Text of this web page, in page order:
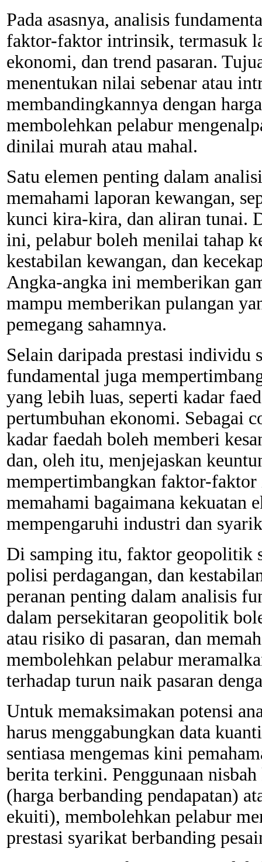
Pada asasnya, analisis
faktor-faktor intrinsik, termasuk
ekonomi, dan trend pasaran.
menentukan nilai sebenar atau
membandingkannya dengan
membolehkan pelabur
dinilai murah atau mahal.
Satu elemen penting dalam
memahami laporan kewangan,
kunci kira-kira, dan aliran tunai.
ini, pelabur boleh menilai tahap
kestabilan kewangan, dan
Angka-angka ini memberikan
mampu memberikan pulangan
pemegang sahamnya.
Selain daripada prestasi individu
fundamental juga
yang lebih luas, seperti kadar
pertumbuhan ekonomi. Sebagai
kadar faedah boleh memberi
dan, oleh itu, menjejaskan
mempertimbangkan faktor-faktor
memahami bagaimana kekuatan
mempengaruhi industri dan
Di samping itu, faktor geopolitik
polisi perdagangan, dan
peranan penting dalam analisis
dalam persekitaran geopolitik
atau risiko di pasaran, dan
membolehkan pelabur
terhadap turun naik pasaran
Untuk memaksimakan potensi
harus menggabungkan data
sentiasa mengemas kini
berita terkini. Penggunaan
(harga berbanding pendapatan)
ekuiti), membolehkan pelabur
prestasi syarikat berbanding